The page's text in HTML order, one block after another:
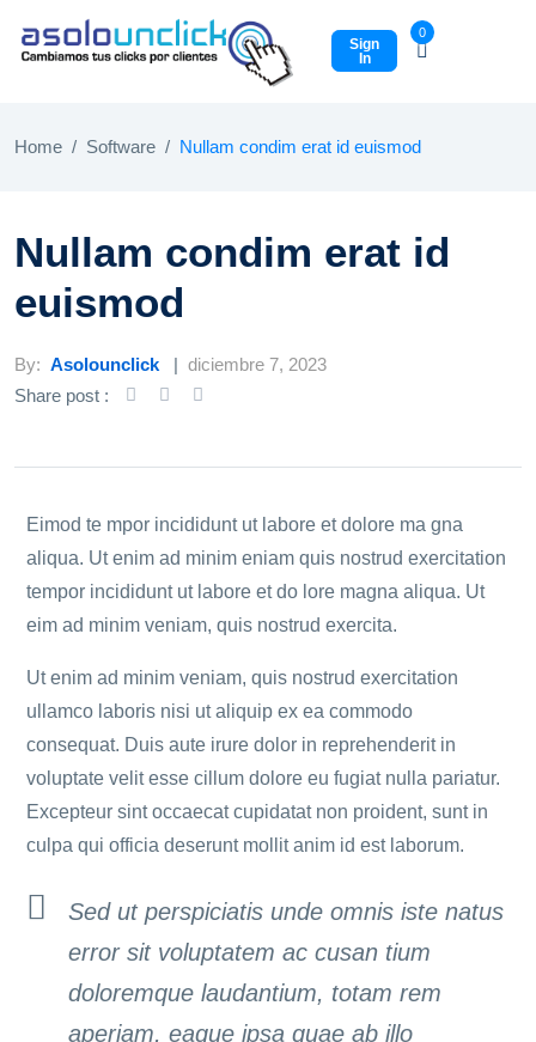
Sign
In
0
Home Software Nullam condim erat id euismod
Nullam condim erat id
euismod
By: Asolounclick
diciembre 7, 2023
Share post :
Eimod te mpor incididunt ut labore et dolore ma gna
aliqua. Ut enim ad minim eniam quis nostrud exercitation
tempor incididunt ut labore et do lore magna aliqua. Ut
eim ad minim veniam, quis nostrud exercita.
Ut enim ad minim veniam, quis nostrud exercitation
ullamco laboris nisi ut aliquip ex ea commodo
consequat. Duis aute irure dolor in reprehenderit in
voluptate velit esse cillum dolore eu fugiat nulla pariatur.
Excepteur sint occaecat cupidatat non proident, sunt in
culpa qui officia deserunt mollit anim id est laborum.
Sed ut perspiciatis unde omnis iste natus
error sit voluptatem ac cusan tium
doloremque laudantium, totam rem
aperiam, eaque ipsa quae ab illo